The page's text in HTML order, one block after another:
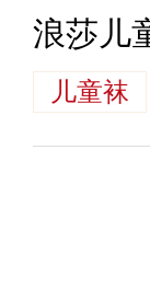
浪莎儿
儿童袜